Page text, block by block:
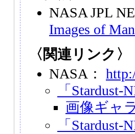
NASA JPL
Images of
〈関連リンク〉
NASA：
「
画像ギャ
「